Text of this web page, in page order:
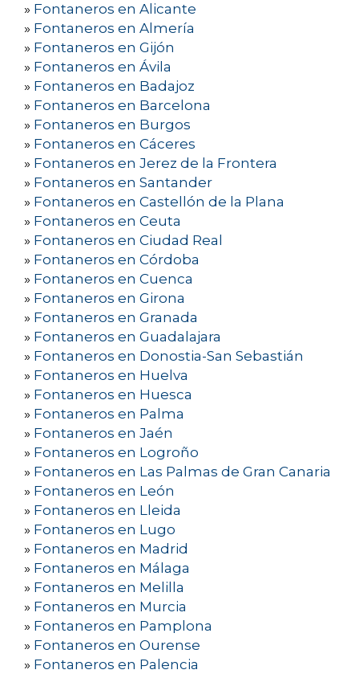
» Fontaneros en Alicante
» Fontaneros en Almería
» Fontaneros en Gijón
» Fontaneros en Ávila
» Fontaneros en Badajoz
» Fontaneros en Barcelona
» Fontaneros en Burgos
» Fontaneros en Cáceres
» Fontaneros en Jerez de la Frontera
» Fontaneros en Santander
» Fontaneros en Castellón de la Plana
» Fontaneros en Ceuta
» Fontaneros en Ciudad Real
» Fontaneros en Córdoba
» Fontaneros en Cuenca
» Fontaneros en Girona
» Fontaneros en Granada
» Fontaneros en Guadalajara
» Fontaneros en Donostia-San Sebastián
» Fontaneros en Huelva
» Fontaneros en Huesca
» Fontaneros en Palma
» Fontaneros en Jaén
» Fontaneros en Logroño
» Fontaneros en Las Palmas de Gran Canaria
» Fontaneros en León
» Fontaneros en Lleida
» Fontaneros en Lugo
» Fontaneros en Madrid
» Fontaneros en Málaga
» Fontaneros en Melilla
» Fontaneros en Murcia
» Fontaneros en Pamplona
» Fontaneros en Ourense
» Fontaneros en Palencia